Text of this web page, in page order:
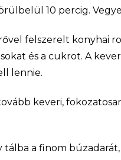
10 percig.
felszerelt konyhai
és a cukrot. A
lennie.
keveri,
tálba a finom